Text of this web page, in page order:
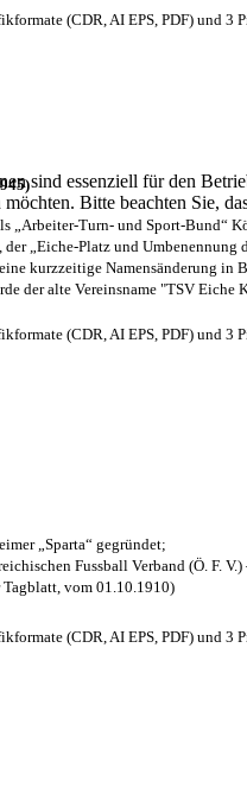
sind essenziell für den
Bitte beachten Sie,
(CDR, AI EPS, PDF) und 3
„Arbeiter-Turn- und Sport-Bund“
„Eiche-Platz und Umbenennung
kurzzeitige Namensänderung in
der alte Vereinsname "TSV Eiche
(CDR, AI EPS, PDF) und 3
„Sparta“ gegründet;
Fussball Verband (Ö. F.
vom 01.10.1910)
(CDR, AI EPS, PDF) und 3